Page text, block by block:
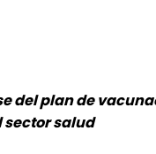
del plan de
sector salud